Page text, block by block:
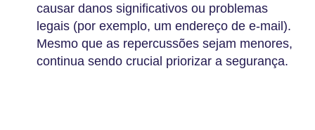
causar danos significativos ou problemas
legais (por exemplo, um endereço de e-mail).
Mesmo que as repercussões sejam menores,
continua sendo crucial priorizar a segurança.